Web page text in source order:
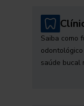
Saiba como
saúde bucal